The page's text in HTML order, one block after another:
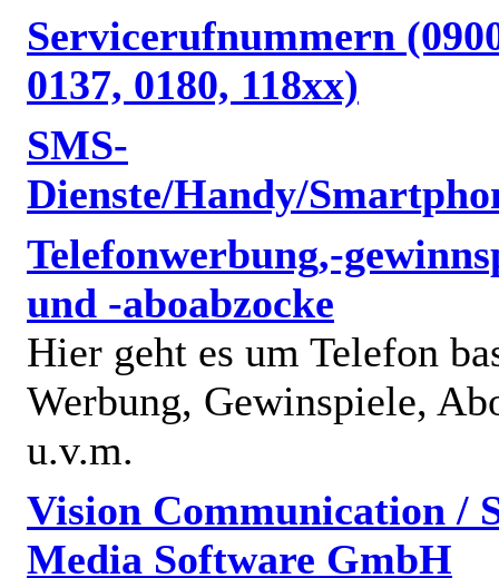
Servicerufnummern
0137, 0180, 118xx)
SMS-
Dienste/Handy/
Telefonwerbung,-
und -aboabzocke
Hier geht es um Telefon
Werbung, Gewinspiele,
u.v.m.
Vision Communication /
Media Software GmbH